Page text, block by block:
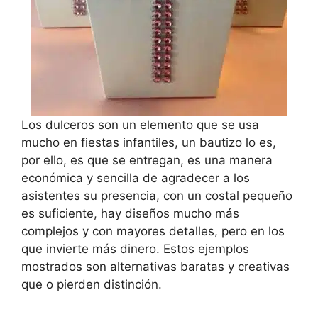
Los dulceros son un elemento que se usa
mucho en fiestas infantiles, un bautizo lo es,
por ello, es que se entregan, es una manera
económica y sencilla de agradecer a los
asistentes su presencia, con un costal pequeño
es suficiente, hay diseños mucho más
complejos y con mayores detalles, pero en los
que invierte más dinero. Estos ejemplos
mostrados son alternativas baratas y creativas
que o pierden distinción.